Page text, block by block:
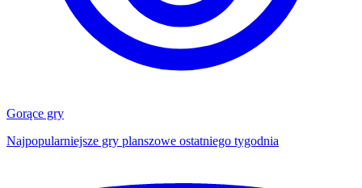
Gorące gry
Najpopularniejsze gry planszowe ostatniego tygodnia